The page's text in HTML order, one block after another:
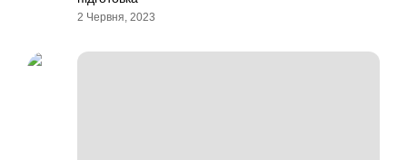
2 Червня, 2023